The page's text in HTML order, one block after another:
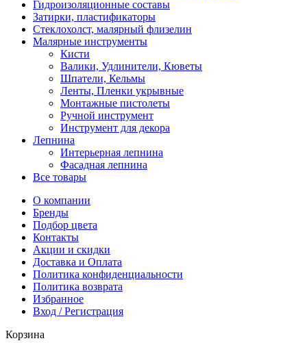
Гидроизоляционные составы
Затирки, пластификаторы
Стеклохолст, малярный флизелин
Малярные инструменты
Кисти
Валики, Удлинители, Кюветы
Шпатели, Кельмы
Ленты, Пленки укрывные
Монтажные пистолеты
Ручной инструмент
Инструмент для декора
Лепнина
Интерьерная лепнина
Фасадная лепнина
Все товары
О компании
Бренды
Подбор цвета
Контакты
Акции и скидки
Доставка и Оплата
Политика конфиденциальности
Политика возврата
Избранное
Вход / Регистрация
Корзина